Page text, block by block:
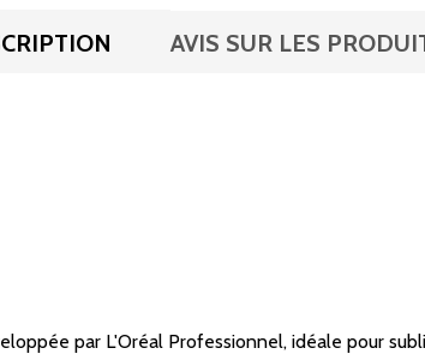
AVIS SUR LES
par L'Oréal Professionnel, idéale pour